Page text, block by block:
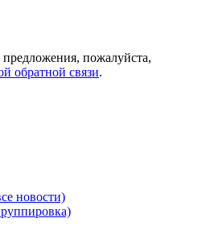
пожалуйста,
обратной связи.
новости)